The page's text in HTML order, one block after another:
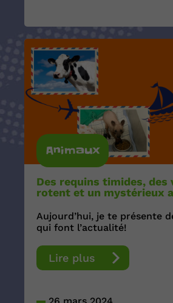
Animaux
Des requins timides, des
rotent et un mystérieux
Aujourd’hui, je te présente
qui font l’actualité!
Lire plus
26 mars 2024